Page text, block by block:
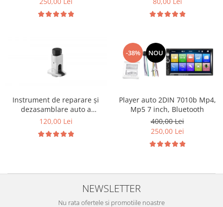
Instrument de reparare și
dezasamblare auto a
distribuitorului de unghi de
120,00 Lei
-38% NOU
Player auto 2DIN 7010b Mp4,
Mp5 7 inch, Bluetooth
400,00 Lei
250,00 Lei
NEWSLETTER
Nu rata ofertele si promotiile noastre